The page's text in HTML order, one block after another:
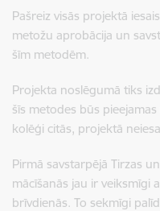
Pašreiz visās projektā
metožu aprobācija un
šīm metodēm.
Projekta noslēgumā tiks
šīs metodes būs
kolēģi citās, projektā
Pirmā savstarpējā Tirzas
mācīšanās jau ir veiksmīgi
brīvdienās. To sekmīgi